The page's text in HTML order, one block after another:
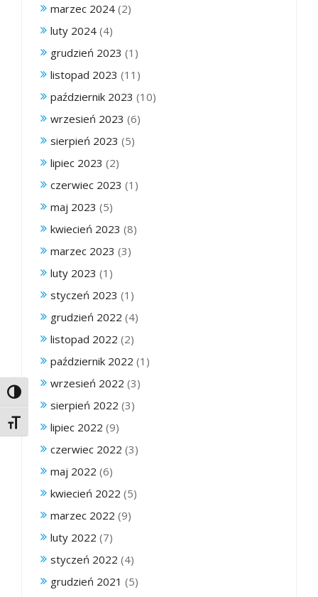
Toggle High Contrast
Toggle Font size
marzec 2024 (2)
luty 2024 (4)
grudzień 2023 (1)
listopad 2023 (11)
październik 2023 (10)
wrzesień 2023 (6)
sierpień 2023 (5)
lipiec 2023 (2)
czerwiec 2023 (1)
maj 2023 (5)
kwiecień 2023 (8)
marzec 2023 (3)
luty 2023 (1)
styczeń 2023 (1)
grudzień 2022 (4)
listopad 2022 (2)
październik 2022 (1)
wrzesień 2022 (3)
sierpień 2022 (3)
lipiec 2022 (9)
czerwiec 2022 (3)
maj 2022 (6)
kwiecień 2022 (5)
marzec 2022 (9)
luty 2022 (7)
styczeń 2022 (4)
grudzień 2021 (5)